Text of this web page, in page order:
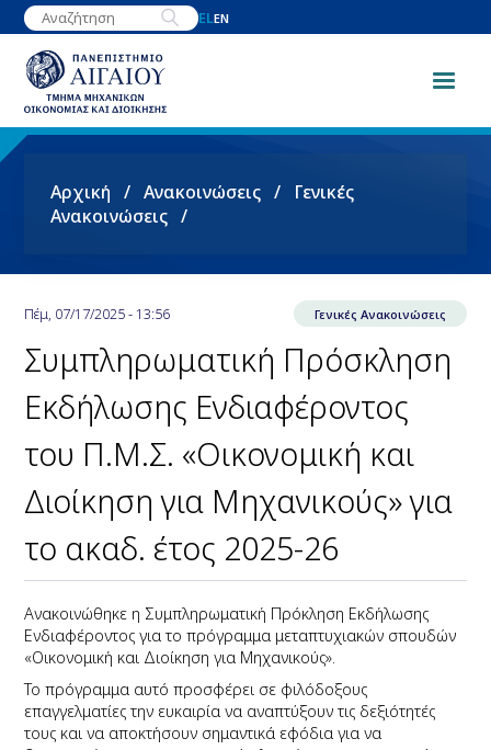
Παράκαμψη
προς
κυρίως
περιεχόμενο
ELEN
Breadcrumb
Αρχική Ανακοινώσεις
Γενικές
Ανακοινώσεις
Πέμ, 07/17/2025 - 13:56 Γενικές Ανακοινώσεις
Συμπληρωματική Πρόσκληση
Εκδήλωσης Ενδιαφέροντος
του Π.Μ.Σ. «Οικονομική και
Διοίκηση για Μηχανικούς» για
το ακαδ. έτος 2025-26
Ανακοινώθηκε η Συμπληρωματική Πρόκληση Εκδήλωσης
Ενδιαφέροντος για το πρόγραμμα μεταπτυχιακών σπουδών
«Οικονομική και Διοίκηση για Μηχανικούς».
Το πρόγραμμα αυτό προσφέρει σε φιλόδοξους
επαγγελματίες την ευκαιρία να αναπτύξουν τις δεξιότητές
τους και να αποκτήσουν σημαντικά εφόδια για να